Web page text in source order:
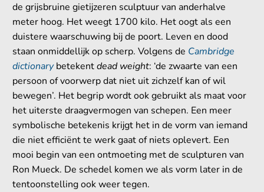
de grijsbruine gietijzeren sculptuur van anderhalve
meter hoog. Het weegt 1700 kilo. Het oogt als een
duistere waarschuwing bij de poort. Leven en dood
staan onmiddellijk op scherp. Volgens de Cambridge
dictionary betekentdead weight: ‘de zwaarte van een
persoon of voorwerp dat niet uit zichzelf kan of wil
bewegen’. Het begrip wordt ook gebruikt als maat voor
het uiterste draagvermogen van schepen. Een meer
symbolische betekenis krijgt het in de vorm van iemand
die niet efficiënt te werk gaat of niets oplevert. Een
mooi begin van een ontmoeting met de sculpturen van
Ron Mueck. De schedel komen we als vorm later in de
tentoonstelling ook weer tegen.